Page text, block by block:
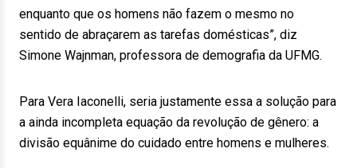
enquanto que os homens não fazem o mesmo no
sentido de abraçarem as tarefas domésticas”, diz
Simone Wajnman, professora de demografia da UFMG.
Para Vera Iaconelli, seria justamente essa a solução para
a ainda incompleta equação da revolução de gênero: a
divisão equânime do cuidado entre homens e mulheres.